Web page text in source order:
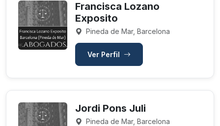
Francisca Lozano
Exposito
Pineda de Mar, Barcelona
Ver Perfil
Jordi Pons Juli
Pineda de Mar, Barcelona